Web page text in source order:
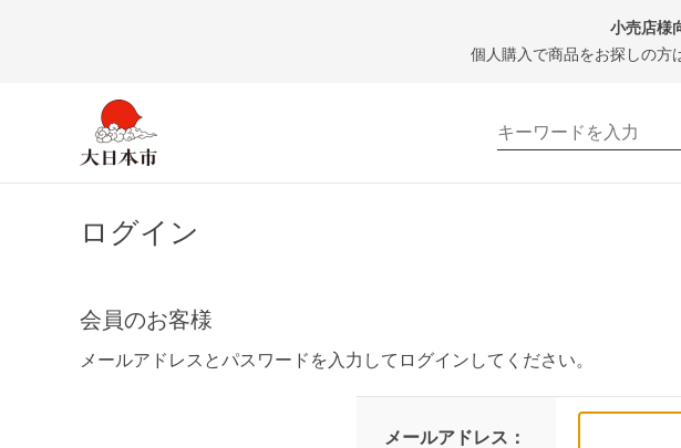
小売店様
個人購入で商品をお探しの方
ログイン
会員のお客様
メールアドレスとパスワードを入力してログインしてください。
メールアドレス：